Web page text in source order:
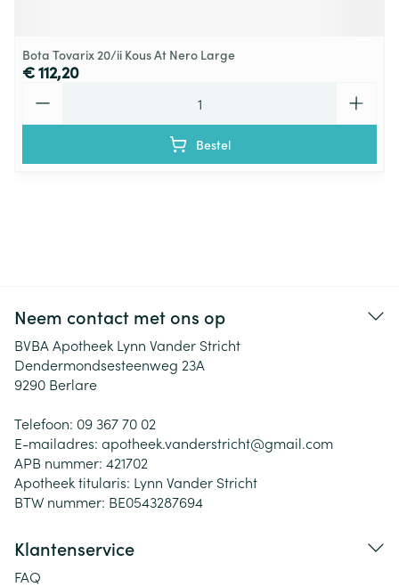
Bota Tovarix 20/ii Kous At Nero Large
€ 112,20
Bestel
Neem contact met ons op
BVBA Apotheek Lynn Vander Stricht
Dendermondsesteenweg 23A
9290 Berlare
Telefoon: 09 367 70 02
E-mailadres: apotheek.vanderstricht@gmail.com
APB nummer: 421702
Apotheek titularis: Lynn Vander Stricht
BTW nummer: BE0543287694
Klantenservice
FAQ